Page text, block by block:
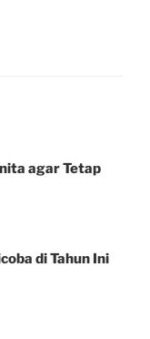
agar Tetap
di Tahun Ini